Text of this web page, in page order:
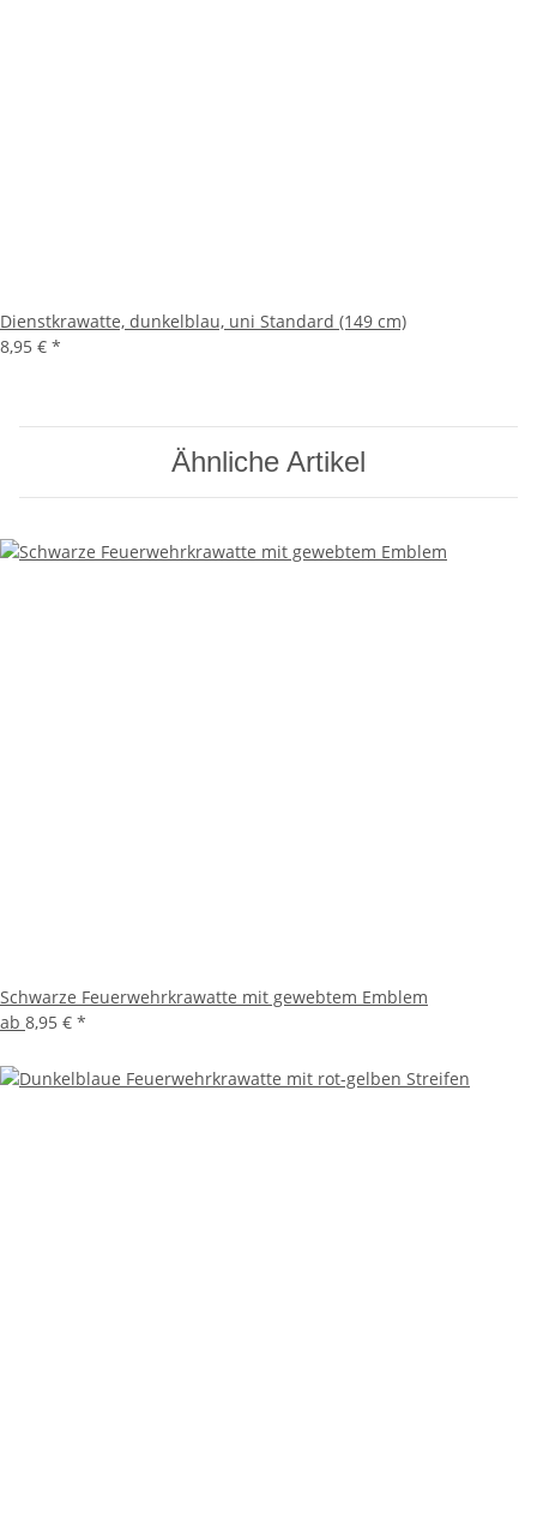
Dienstkrawatte, dunkelblau, uni Standard (149 cm)
8,95 € *
Ähnliche Artikel
Schwarze Feuerwehrkrawatte mit gewebtem Emblem
ab 8,95 € *